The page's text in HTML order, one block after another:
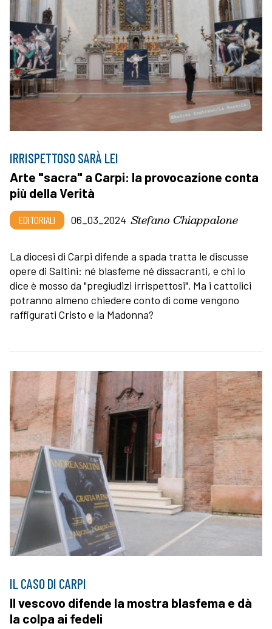
IRRISPETTOSO SARÀ LEI
Arte "sacra" a Carpi: la provocazione conta
più della Verità
EDITORIALI 06_03_2024 Stefano Chiappalone
La diocesi di Carpi difende a spada tratta le discusse
opere di Saltini: né blasfeme né dissacranti, e chi lo
dice è mosso da "pregiudizi irrispettosi". Ma i cattolici
potranno almeno chiedere conto di come vengono
raffigurati Cristo e la Madonna?
IL CASO DI CARPI
Il vescovo difende la mostra blasfema e dà
la colpa ai fedeli